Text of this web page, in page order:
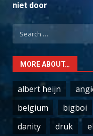
niet door
Search
for:
MORE ABOUT…
albert heijn
belgium
bigboi
danity
druk